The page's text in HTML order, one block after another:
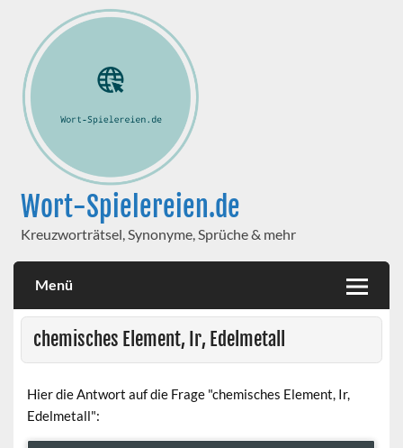
Wort-Spielereien.de
Kreuzworträtsel, Synonyme, Sprüche & mehr
Menü
chemisches Element, Ir, Edelmetall
Hier die Antwort auf die Frage "chemisches Element, Ir,
Edelmetall":